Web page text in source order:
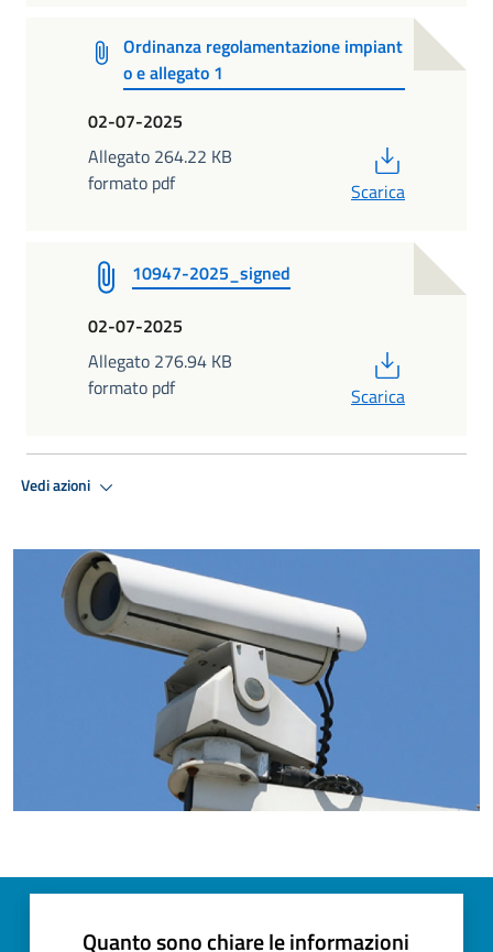
Ordinanza regolamentazione impiant
o e allegato 1
02-07-2025
Allegato 264.22 KB
formato pdf
Scarica
10947-2025_signed
02-07-2025
Allegato 276.94 KB
formato pdf
Scarica
Vedi azioni
Quanto sono chiare le informazioni